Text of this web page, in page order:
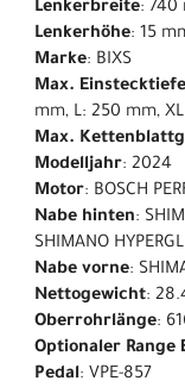
Lenkerbreite: 740
Lenkerhöhe: 15
Marke: BIXS
Max.
mm, L: 250 mm,
Max.
Modelljahr: 2024
Motor: BOSCH
Nabe hinten:
SHIMANO
Nabe vorne:
Nettogewicht:
Oberrohrlänge:
Optionaler Range
Pedal: VPE-857